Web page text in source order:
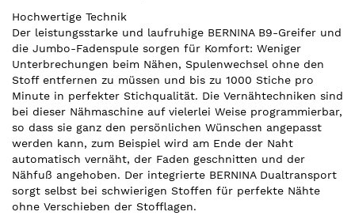
Hochwertige Technik
Der leistungsstarke und laufruhige BERNINA B9-Greifer und
die Jumbo-Fadenspule sorgen für Komfort: Weniger
Unterbrechungen beim Nähen, Spulenwechsel ohne den
Stoff entfernen zu müssen und bis zu 1000 Stiche pro
Minute in perfekter Stichqualität. Die Vernähtechniken sind
bei dieser Nähmaschine auf vielerlei Weise programmierbar,
so dass sie ganz den persönlichen Wünschen angepasst
werden kann, zum Beispiel wird am Ende der Naht
automatisch vernäht, der Faden geschnitten und der
Nähfuß angehoben. Der integrierte BERNINA Dualtransport
sorgt selbst bei schwierigen Stoffen für perfekte Nähte
ohne Verschieben der Stofflagen.